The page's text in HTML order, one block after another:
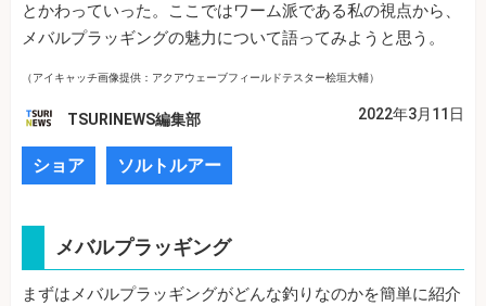
とかわっていった。ここではワーム派である私の視点から、
メバルプラッギングの魅力について語ってみようと思う。
（アイキャッチ画像提供：アクアウェーブフィールドテスター桧垣大輔）
TSURINEWS編集部 2022年3月11日
ショア ソルトルアー
メバルプラッギング
まずはメバルプラッギングがどんな釣りなのかを簡単に紹介